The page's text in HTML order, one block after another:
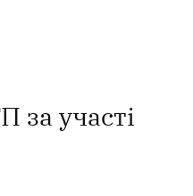
за участі